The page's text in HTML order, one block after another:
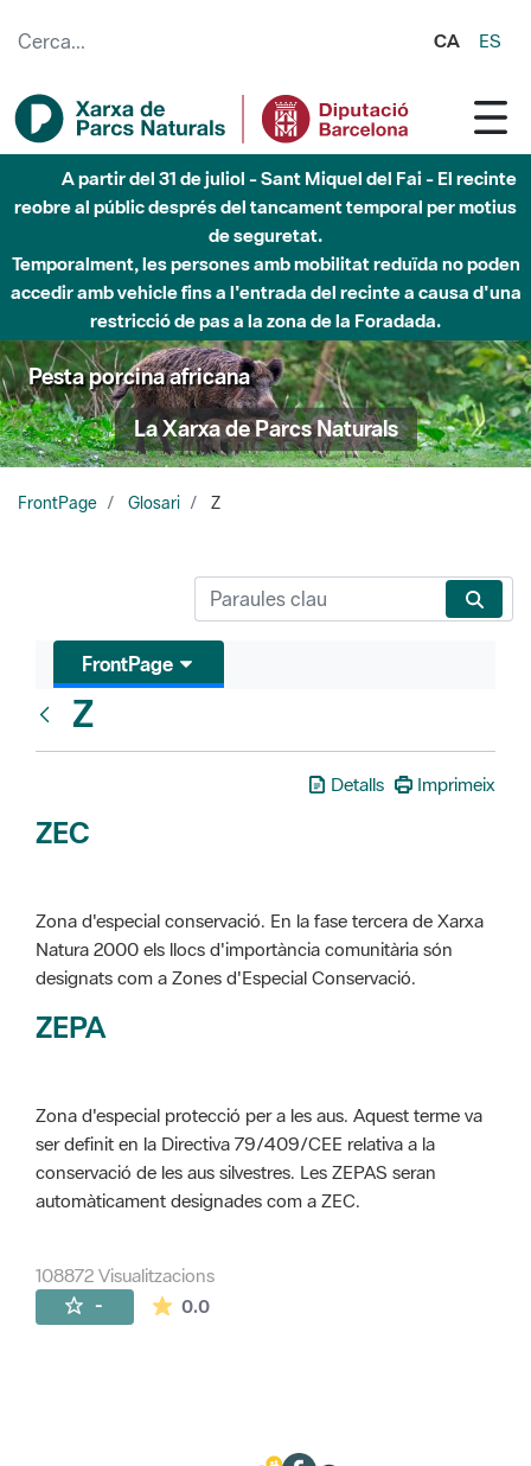
CA ES
A partir del 31 de juliol - Sant Miquel del Fai - El recinte
reobre al públic després del tancament temporal per motius
de seguretat.
Temporalment, les persones amb mobilitat reduïda no poden
accedir amb vehicle fins a l'entrada del recinte a causa d'una
restricció de pas a la zona de la Foradada.
Pesta porcina africana
La Xarxa de Parcs Naturals
FrontPage Glosari Z
FrontPage
Z
Detalls Imprimeix
ZEC
Zona d'especial conservació. En la fase tercera de Xarxa
Natura 2000 els llocs d'importància comunitària són
designats com a Zones d'Especial Conservació.
ZEPA
Zona d'especial protecció per a les aus. Aquest terme va
ser definit en la Directiva 79/409/CEE relativa a la
conservació de les aus silvestres. Les ZEPAS seran
automàticament designades com a ZEC.
108872 Visualitzacions
- 0.0La mitjana de les valoracions és de 0